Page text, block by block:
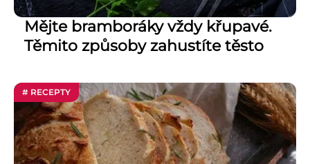
Mějte bramboráky vždy křupavé.
Těmito způsoby zahustíte těsto
# RECEPTY